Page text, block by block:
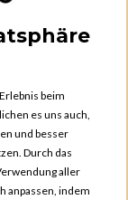
beim
es uns auch,
und besser
Durch das
aller
anpassen, indem